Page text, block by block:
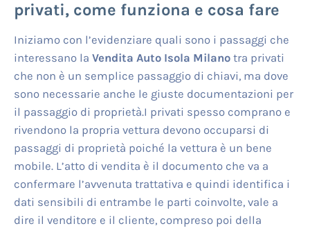
privati, come funziona e cosa fare
Iniziamo con l’evidenziare quali sono i passaggi che
interessano la Vendita Auto Isola Milanotra privati
che non è un semplice passaggio di chiavi, ma dove
sono necessarie anche le giuste documentazioni per
il passaggio di proprietà.I privati spesso comprano e
rivendono la propria vettura devono occuparsi di
passaggi di proprietà poiché la vettura è un bene
mobile. L’atto di vendita è il documento che va a
confermare l’avvenuta trattativa e quindi identifica i
dati sensibili di entrambe le parti coinvolte, vale a
dire il venditore e il cliente, compreso poi della